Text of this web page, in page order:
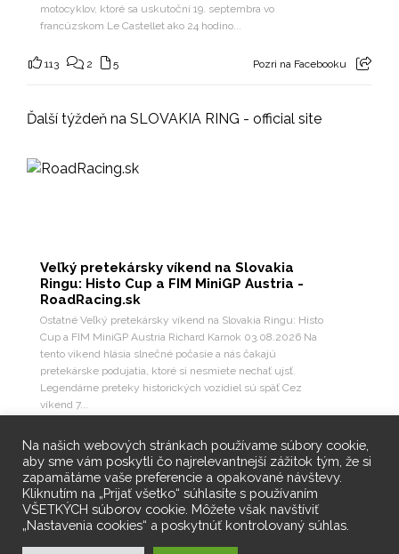
motocyklov, ktoré sa uskutoční 19. septembra vo
francúzskom Le Castellet ako 24 hodino...
113 2 5 Pozri na Facebooku
Ďalší týždeň na SLOVAKIA RING - official site
Veľký pretekársky víkend na Slovakia
Ringu: Histo Cup a FIM MiniGP Austria -
RoadRacing.sk
Ostatné Veľký pretekársky víkend na Slovakia Ringu: Histo
Cup a FIM MiniGP Austria Richard Karnok 03.08.2026 Na
tento víkend hlásia slnečné počasie a nás čakajú
pretekárske podujatia, ktoré si nesmiete nechať ujsť.
Legendárne preteky historických vozidiel sú späť Cez
víkend 7...
10 3 Pozri na Facebooku
Na našich webových stránkach používame súbory cookie,
aby sme vám poskytli čo najrelevantnejší zážitok tým, že si
zapamätáme vaše preferencie a opakované návštevy.
Kliknutím na „Prijať všetko“ súhlasíte s používaním
VŠETKÝCH súborov cookie. Môžete však navštíviť
„Nastavenia cookies“ a poskytnúť kontrolovaný súhlas.